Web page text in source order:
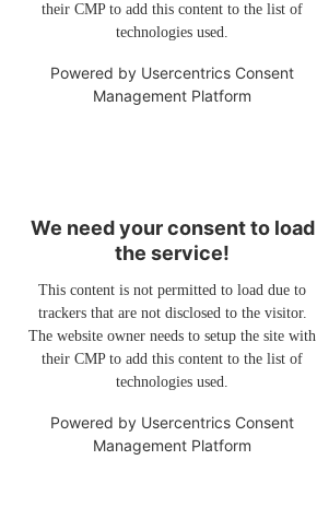
their CMP to add this content to the list of
technologies used.
Powered by Usercentrics Consent
Management Platform
We need your consent to load
the service!
This content is not permitted to load due to
trackers that are not disclosed to the visitor.
The website owner needs to setup the site with
their CMP to add this content to the list of
technologies used.
Powered by Usercentrics Consent
Management Platform